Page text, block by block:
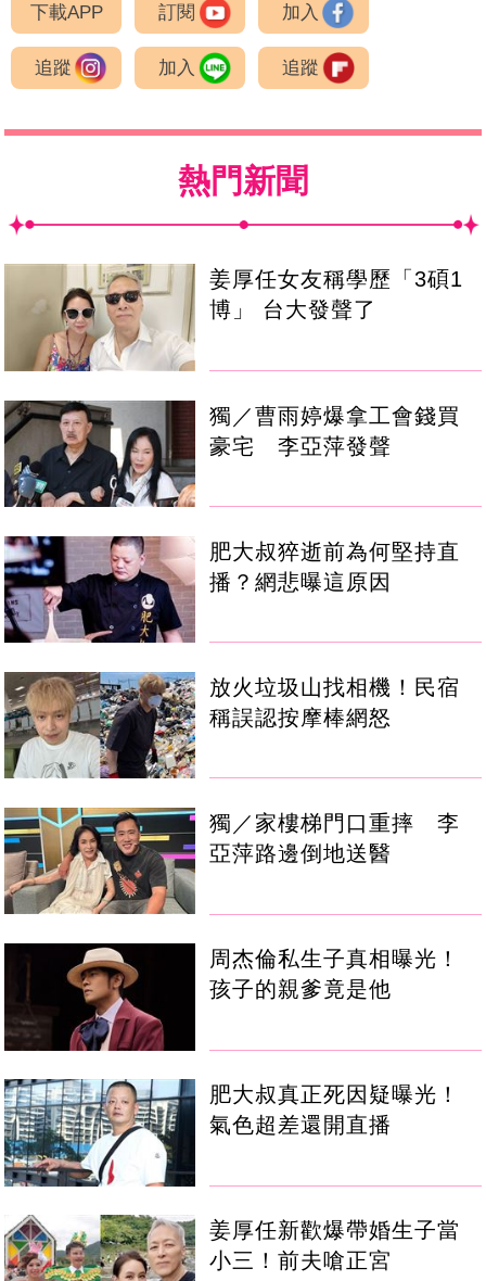
下載APP 訂閱 加入
追蹤 加入 追蹤
熱門新聞
姜厚任女友稱學歷「3碩1
博」 台大發聲了
獨／曹雨婷爆拿工會錢買
豪宅 李亞萍發聲
肥大叔猝逝前為何堅持直
播？網悲曝這原因
放火垃圾山找相機！民宿
稱誤認按摩棒網怒
獨／家樓梯門口重摔 李
亞萍路邊倒地送醫
周杰倫私生子真相曝光！
孩子的親爹竟是他
肥大叔真正死因疑曝光！
氣色超差還開直播
姜厚任新歡爆帶婚生子當
小三！前夫嗆正宮